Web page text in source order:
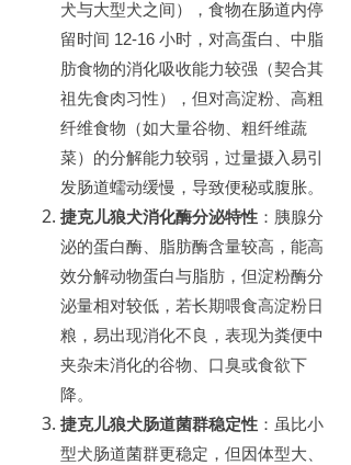
犬与大型犬之间），食物在肠道内停
留时间 12-16 小时，对高蛋白、中脂
肪食物的消化吸收能力较强（契合其
祖先食肉习性），但对高淀粉、高粗
纤维食物（如大量谷物、粗纤维蔬
菜）的分解能力较弱，过量摄入易引
发肠道蠕动缓慢，导致便秘或腹胀。
捷克儿狼犬消化酶分泌特性 ：胰腺分
泌的蛋白酶、脂肪酶含量较高，能高
效分解动物蛋白与脂肪，但淀粉酶分
泌量相对较低，若长期喂食高淀粉日
粮，易出现消化不良，表现为粪便中
夹杂未消化的谷物、口臭或食欲下
降。
捷克儿狼犬肠道菌群稳定性 ：虽比小
型犬肠道菌群更稳定，但因体型大、